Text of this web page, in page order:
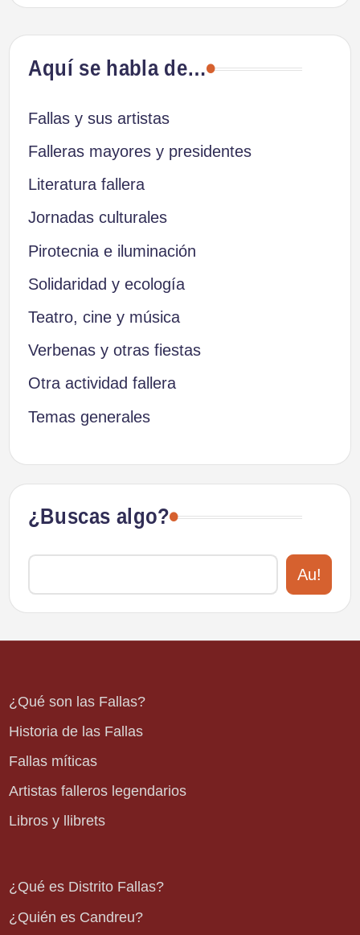
entradas
Aquí se habla de…
Fallas y sus artistas
Falleras mayores y presidentes
Literatura fallera
Jornadas culturales
Pirotecnia e iluminación
Solidaridad y ecología
Teatro, cine y música
Verbenas y otras fiestas
Otra actividad fallera
Temas generales
¿Buscas algo?
Au!
¿Qué son las Fallas?
Historia de las Fallas
Fallas míticas
Artistas falleros legendarios
Libros y llibrets
¿Qué es Distrito Fallas?
¿Quién es Candreu?